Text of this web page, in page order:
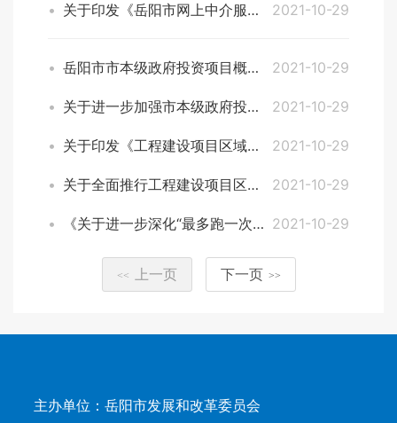
关于印发《岳阳市网上中介服务超市管理暂行办法》《岳阳市行政审批中介服务事项清单（2020年版）》的通知 2021-10-29
岳阳市市本级政府投资项目概算实施细则（试行） 2021-10-29
关于进一步加强市本级政府投资项目审批和概算管理的通知 2021-10-29
关于印发《工程建设项目区域评估工作实施方案》的通知 2021-10-29
关于全面推行工程建设项目区域评估工作的通知 2021-10-29
《关于进一步深化“最多跑一次”改革优化营商环境的意见》 2021-10-29
<< 上一页 下一页 >>
主办单位：岳阳市发展和改革委员会